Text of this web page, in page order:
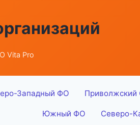
Vita Pro
Западный ФО
Южный ФО Северо-